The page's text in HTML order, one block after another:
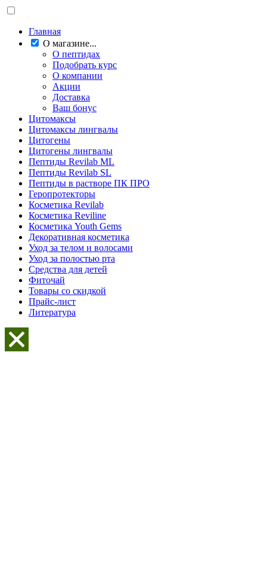
Главная
О магазине...
О пептидах
Подобрать курс
О компании
Акции
Доставка
Ваш бонус
Цитомаксы
Цитомаксы лингвалы
Цитогены
Цитогены лингвалы
Пептиды Revilab ML
Пептиды Revilab SL
Пептиды в растворе ПК ПРО
Геропротекторы
Косметика Revilab
Косметика Reviline
Косметика Youth Gems
Декоративная косметика
Уход за телом и волосами
Уход за полостью рта
Средства для детей
Фиточай
Товары со скидкой
Прайс-лист
Литература